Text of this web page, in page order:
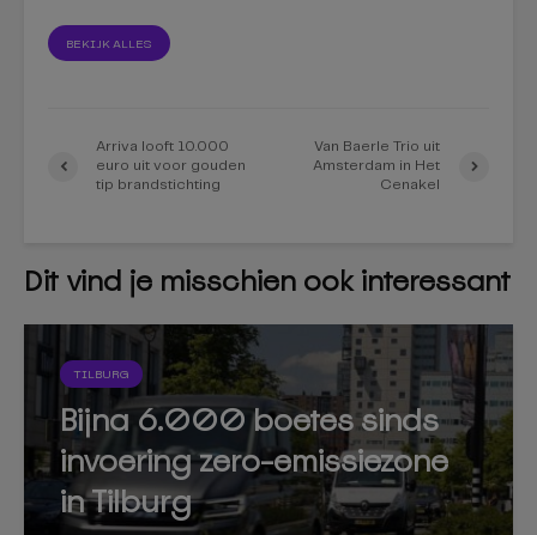
BEKIJK ALLES
Arriva looft 10.000
euro uit voor gouden
tip brandstichting
Van Baerle Trio uit
Amsterdam in Het
Cenakel
Dit vind je misschien ook interessant
TILBURG
Bijna 6.000 boetes sinds
invoering zero-emissiezone
in Tilburg